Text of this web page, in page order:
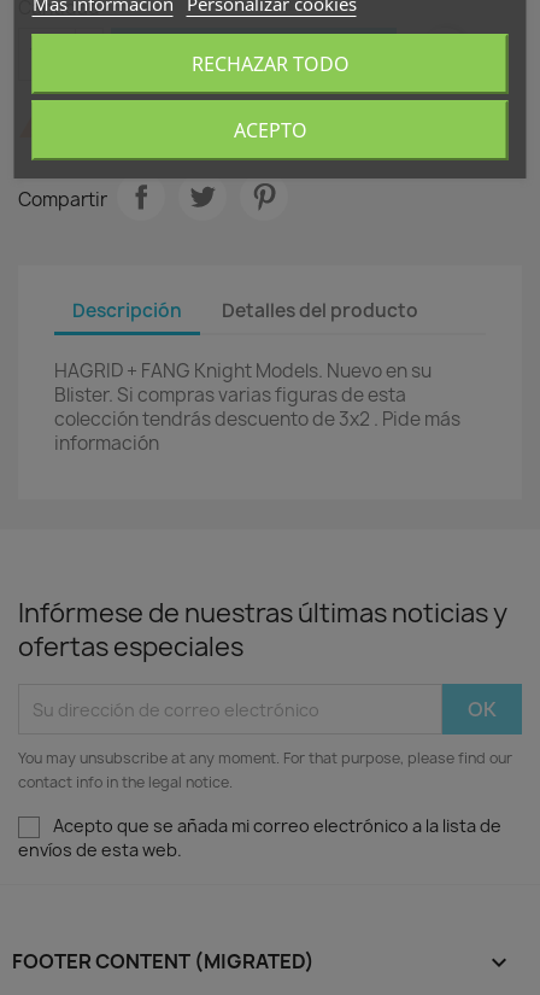
Cantidad
AÑADIR AL CARRITO
Últimas unidades en stock
Compartir
Descripción Detalles del producto
HAGRID + FANG Knight Models. Nuevo en su
Blister. Si compras varias figuras de esta
colección tendrás descuento de 3x2 . Pide más
información
Infórmese de nuestras últimas noticias y
ofertas especiales
You may unsubscribe at any moment. For that purpose, please find our
contact info in the legal notice.
Acepto que se añada mi correo electrónico a la lista de
envíos de esta web.
FOOTER CONTENT (MIGRATED) 
RECHAZAR TODO
ACEPTO